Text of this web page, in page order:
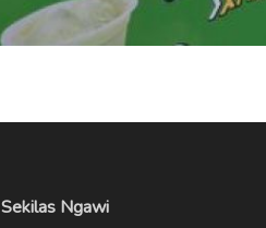
Sekilas Ngawi